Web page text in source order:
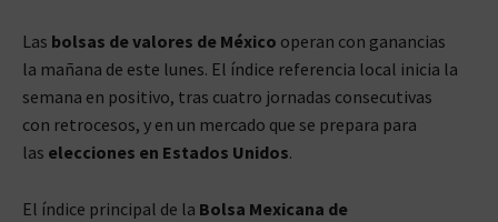
Las bolsas de valores de México operan con ganancias
la mañana de este lunes. El índice referencia local inicia la
semana en positivo, tras cuatro jornadas consecutivas
con retrocesos, y en un mercado que se prepara para
las elecciones en Estados Unidos.
El índice principal de la Bolsa Mexicana de